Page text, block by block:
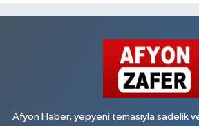
Afyon Haber, yepyeni temasıyla sadelik